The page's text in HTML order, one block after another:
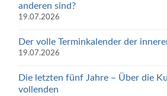
anderen sind?
19.07.2026
Der volle Terminkalender der
19.07.2026
Die letzten fünf Jahre – Über die
vollenden